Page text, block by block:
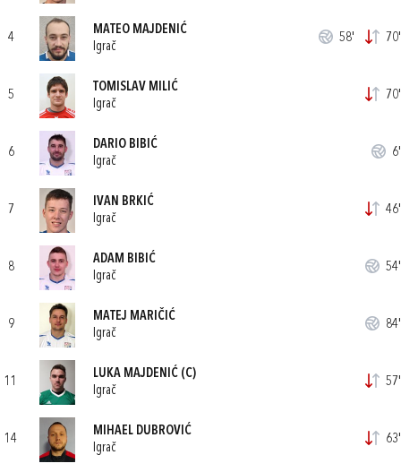
4
MATEO MAJDENIĆ
Igrač
58' 70'
5
TOMISLAV MILIĆ
Igrač
70'
6
DARIO BIBIĆ
Igrač
6'
7
IVAN BRKIĆ
Igrač
46'
8
ADAM BIBIĆ
Igrač
54'
9
MATEJ MARIČIĆ
Igrač
84'
11
LUKA MAJDENIĆ (C)
Igrač
57'
14
MIHAEL DUBROVIĆ
Igrač
63'